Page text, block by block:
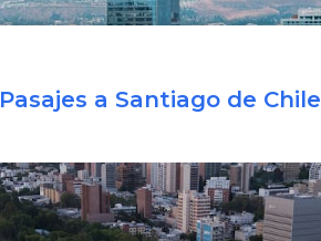
Pasajes a Santiago de Chile
COMPRAR